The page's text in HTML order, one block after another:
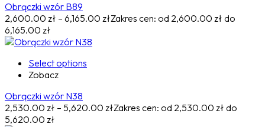
Obrączki wzór B89
2,600.00 zł – 6,165.00 złZakres cen: od 2,600.00 zł do
6,165.00 zł
Select options
Zobacz
Obrączki wzór N38
2,530.00 zł – 5,620.00 złZakres cen: od 2,530.00 zł do
5,620.00 zł